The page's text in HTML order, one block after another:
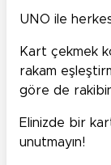
UNO ile herkes
Kart çekmek
rakam
göre de
Elinizde bir
unutmayın!